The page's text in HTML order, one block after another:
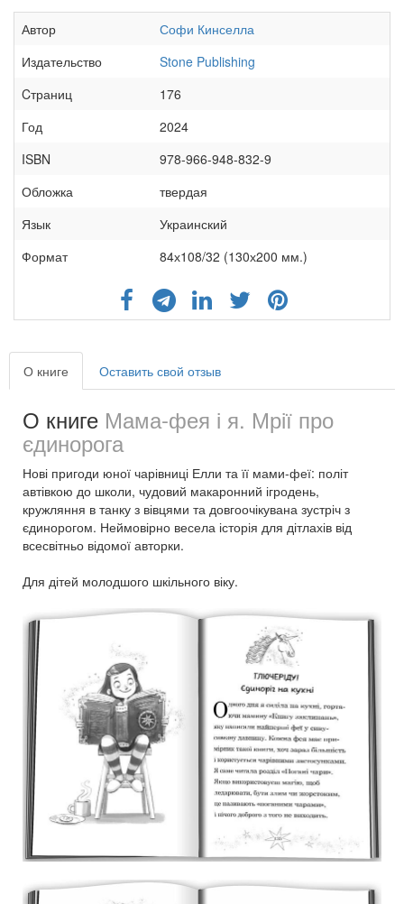
Автор
Софи Кинселла
Издательство
Stone Publishing
Cтраниц
176
Год
2024
ISBN
978-966-948-832-9
Обложка
твердая
Язык
Украинский
Формат
84х108/32 (130х200 мм.)
О книге Оставить свой отзыв
О книге Мама-фея і я. Мрії про
єдинорога
Нові пригоди юної чарівниці Елли та її мами-феї: політ
автівкою до школи, чудовий макаронний ігродень,
кружляння в танку з вівцями та довгоочікувана зустріч з
єдинорогом. Неймовірно весела історія для дітлахів від
всесвітньо відомої авторки.
Для дітей молодшого шкільного віку.